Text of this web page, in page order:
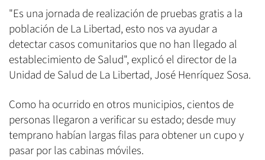
"Es una jornada de realización de pruebas gratis a la
población de La Libertad, esto nos va ayudar a
detectar casos comunitarios que no han llegado al
establecimiento de Salud", explicó el director de la
Unidad de Salud de La Libertad, José Henríquez Sosa.
Como ha ocurrido en otros municipios, cientos de
personas llegaron a verificar su estado; desde muy
temprano habían largas filas para obtener un cupo y
pasar por las cabinas móviles.